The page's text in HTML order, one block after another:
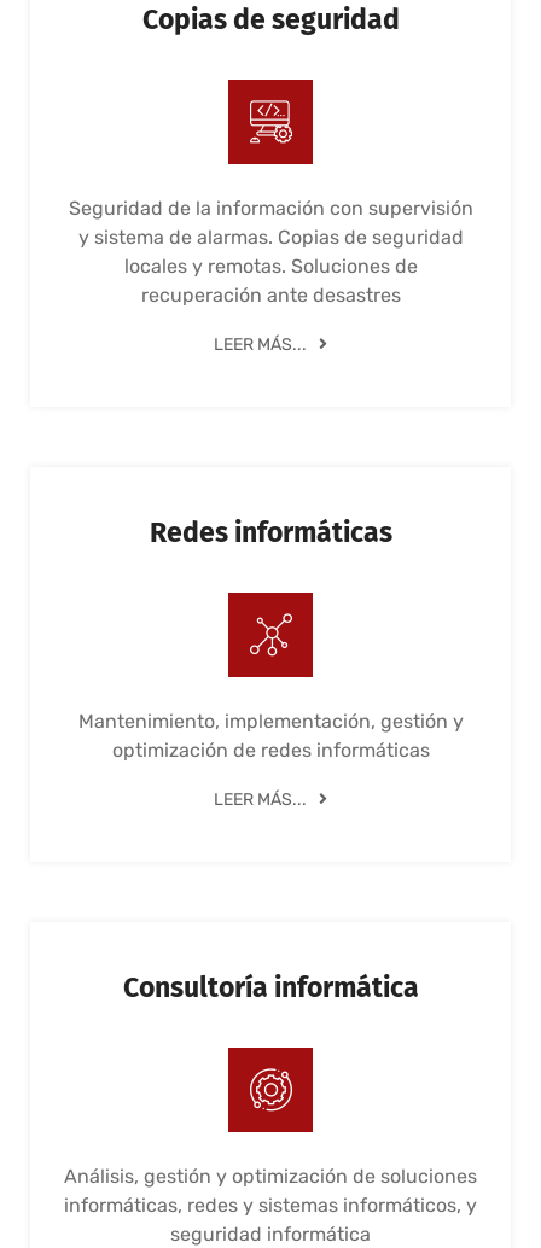
Copias de seguridad
Seguridad de la información con supervisión
y sistema de alarmas. Copias de seguridad
locales y remotas. Soluciones de
recuperación ante desastres
LEER MÁS...
Redes informáticas
Mantenimiento, implementación, gestión y
optimización de redes informáticas
LEER MÁS...
Consultoría informática
Análisis, gestión y optimización de soluciones
informáticas, redes y sistemas informáticos, y
seguridad informática